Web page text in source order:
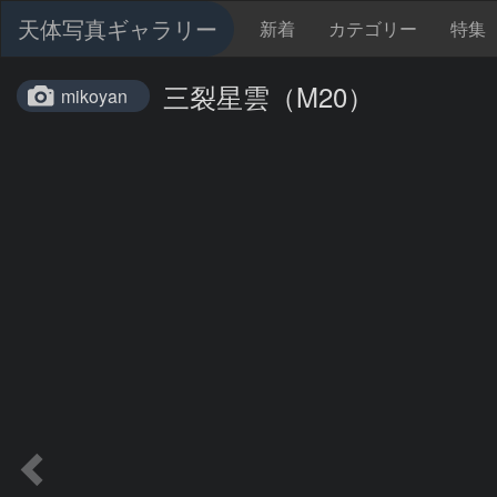
天体写真ギャラリー 新着 カテゴリー 特集
mikoyan 三裂星雲（M20）